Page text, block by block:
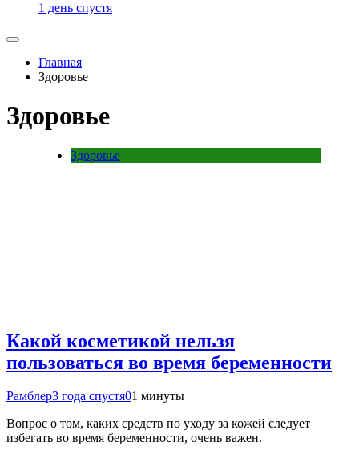
1 день спустя
Главная
Здоровье
Здоровье
Здоровье
Какой косметикой нельзя
пользоваться во время беременности
Рамблер3 года спустя01 минуты
Вопрос о том, каких средств по уходу за кожей следует
избегать во время беременности, очень важен.